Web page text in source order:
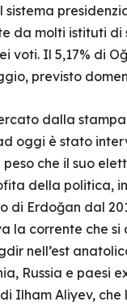
da molti istituti
Il 5,17% di
previsto
dalla
oggi è stato
che il suo
della politica,
di Erdoğan dal
la corrente che si
nell’est
Russia e paesi
Ilham Aliyev, che